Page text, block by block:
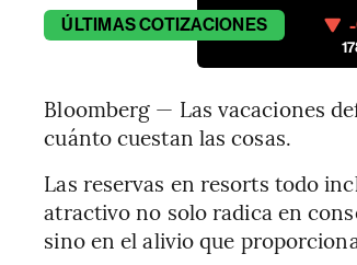
ÚLTIMASCOTIZACIONES
Bloomberg — Las vacaciones
cuánto cuestan las cosas.
Las reservas en resorts todo
atractivo no solo radica en
sino en el alivio que